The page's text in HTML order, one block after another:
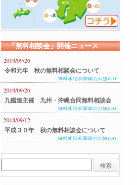
「無料相談会」開催ニュース
2019/09/26
令和元年 秋の無料相談会について
無料相談会開催のお知らせ
2019/09/26
九鑑連主催 九州・沖縄合同無料相談会
のご案内
無料相談会開催のお知らせ
2018/09/12
平成３０年 秋の無料相談会について
無料相談会開催のお知らせ